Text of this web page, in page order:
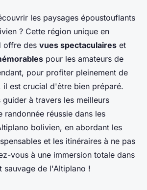
les meilleurs
une randonnée
de
bolivien :
et itinéraires ?
les paysages époustouflants
? Cette région unique en
offre des vues spectaculaires et
pour les amateurs de
pour profiter pleinement de
il est crucial d'être bien préparé.
guider à travers les meilleurs
randonnée réussie dans les
bolivien, en abordant les
et les itinéraires à ne pas
vous à une immersion totale dans
sauvage de l'Altiplano !